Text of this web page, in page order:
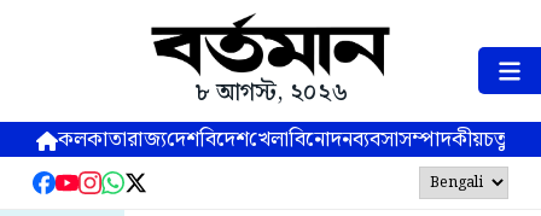
৮ আগস্ট, ২০২৬
কলকাতারাজ্যদেশবিদেশখেলাবিনোদনব্যবসাসম্পাদকীয়